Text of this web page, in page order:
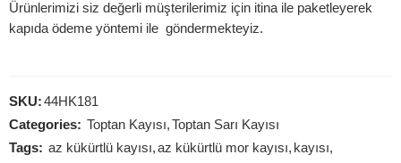
Ürünlerimizi siz değerli müşterilerimiz için itina ile paketleyerek
kapıda ödeme yöntemi ile göndermekteyiz.
SKU:44HK181
Categories: Toptan Kayısı,Toptan Sarı Kayısı
Tags: az kükürtlü kayısı,az kükürtlü mor kayısı, kayısı,